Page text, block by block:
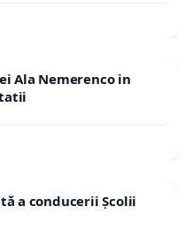
Ala Nemerenco in
a conducerii Școlii